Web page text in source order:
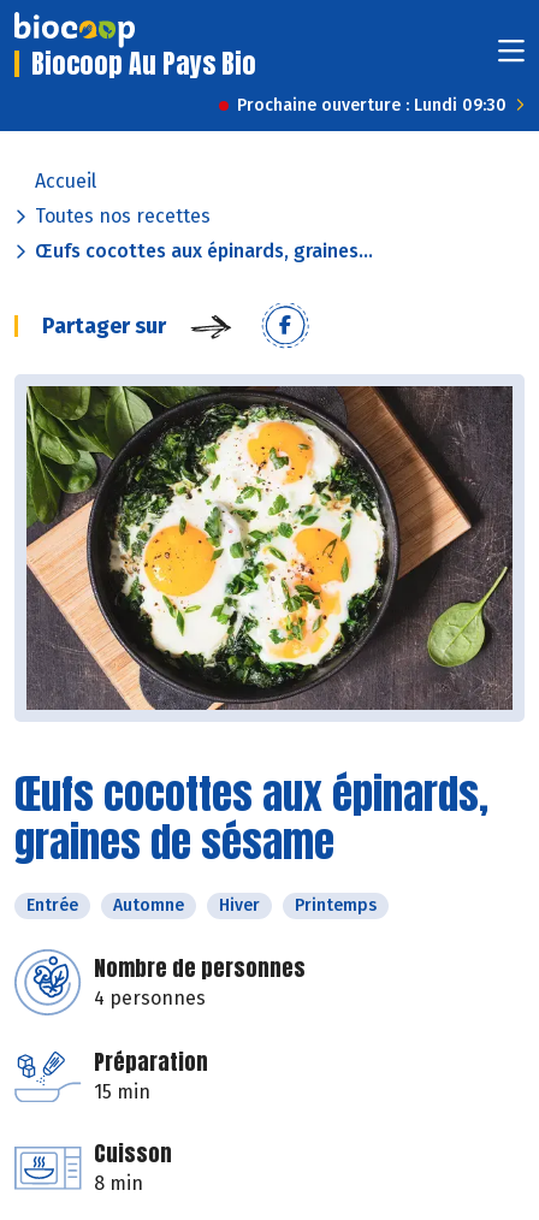
Biocoop Au Pays Bio
Prochaine ouverture : Lundi 09:30
Accueil
Toutes nos recettes
Œufs cocottes aux épinards, graines...
Partager sur
Œufs cocottes aux épinards,
graines de sésame
Entrée Automne Hiver Printemps
Nombre de personnes
4 personnes
Préparation
15 min
Cuisson
8 min